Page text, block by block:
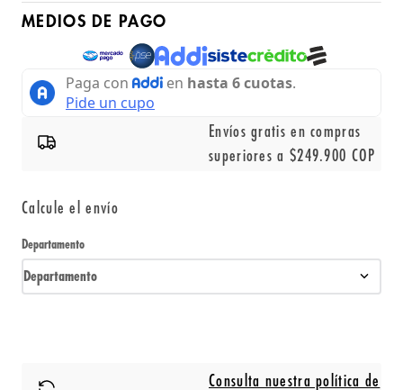
MEDIOS DE PAGO
Envíos gratis en compras
superiores a $249.900 COP
Calcule el envío
Departamento
Departamento
Consulta nuestra política de